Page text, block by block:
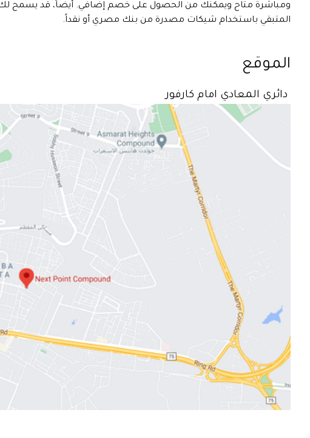
ومباشرةً متاح ويمكنك من الحصول على خصم إضافي. أيضاً، قد يسمح لك
المتبقي باستخدام شيكات مصدرة من بنك مصري أو نقداً.
الموقع
دائري المعادي امام كارفور